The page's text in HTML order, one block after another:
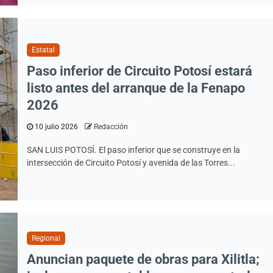
Estatal
Paso inferior de Circuito Potosí estará
listo antes del arranque de la Fenapo
2026
10 julio 2026 Redacción
SAN LUIS POTOSÍ. El paso inferior que se construye en la
intersección de Circuito Potosí y avenida de las Torres...
Regional
Anuncian paquete de obras para Xilitla;
de
cuentan
Ecología resguarda
mascotas de mujer
en la colonia
5 agosto 2026 Redacción